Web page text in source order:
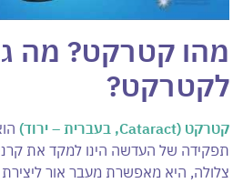
מהו קטרקט? מה
לקטרקט?
קטרקט (Cataract, בעברית – ירוד)
תפקידה של העדשה הינו למקד את
צלולה, היא מאפשרת מעבר אור